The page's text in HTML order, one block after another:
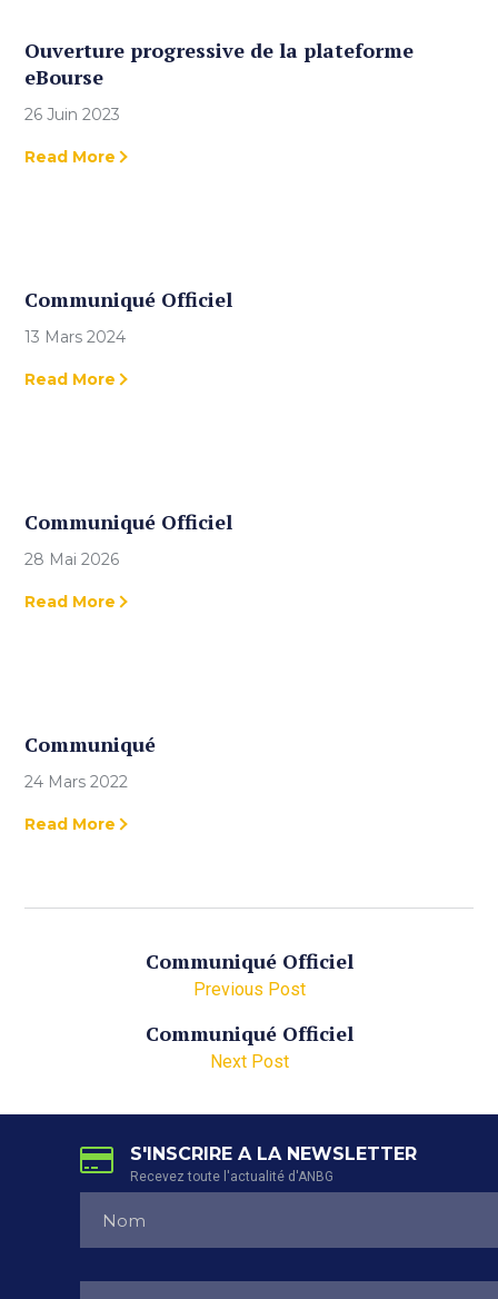
Ouverture progressive de la plateforme
eBourse
26 Juin 2023
Read More
Communiqué Officiel
13 Mars 2024
Read More
Communiqué Officiel
28 Mai 2026
Read More
Communiqué
24 Mars 2022
Read More
Communiqué Officiel
Previous Post
Communiqué Officiel
Next Post
S'INSCRIRE A LA NEWSLETTER
Recevez toute l'actualité d'ANBG